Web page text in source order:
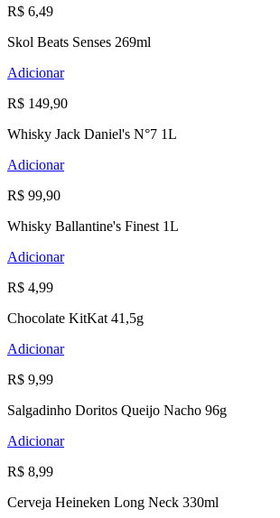
R$ 6,49
Skol Beats Senses 269ml
Adicionar
R$ 149,90
Whisky Jack Daniel's N°7 1L
Adicionar
R$ 99,90
Whisky Ballantine's Finest 1L
Adicionar
R$ 4,99
Chocolate KitKat 41,5g
Adicionar
R$ 9,99
Salgadinho Doritos Queijo Nacho 96g
Adicionar
R$ 8,99
Cerveja Heineken Long Neck 330ml